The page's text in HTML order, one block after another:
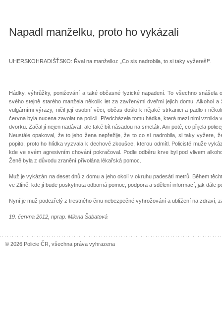
Napadl manželku, proto ho vykázali
UHERSKOHRADIŠŤSKO: Řval na manželku: „Co sis nadrobila, to si taky vyžereš!“.
Hádky, výhrůžky, ponižování a také občasné fyzické napadení. To všechno snášela
svého stejně starého manžela několik let za zavřenými dveřmi jejich domu. Alkohol
vulgárními výrazy, ničil její osobní věci, občas došlo k nějaké strkanici a padlo i
června byla nucena zavolat na policii. Předcházela tomu hádka, která mezi nimi vznikla
dvorku. Začal jí nejen nadávat, ale také bít násadou na smeták. Ani poté, co přijela
Neustále opakoval, že to jeho žena nepřežije, že to co si nadrobila, si taky vyžere,
popito, proto ho hlídka vyzvala k dechové zkoušce, kterou odmítl. Policisté muže
kde ve svém agresivním chování pokračoval. Podle odběru krve byl pod vlivem
Ženě byla z důvodu zranění přivolána lékařská pomoc.
Muž je vykázán na deset dnů z domu a jeho okolí v okruhu padesáti metrů. Během
ve Zlíně, kde jí bude poskytnuta odborná pomoc, podpora a sdělení informací, jak dále
Nyní je muž podezřelý z trestného činu nebezpečné vyhrožování a ublížení na zdraví,
19. června 2012, nprap. Milena Šabatová
© 2026 Policie ČR, všechna práva vyhrazena